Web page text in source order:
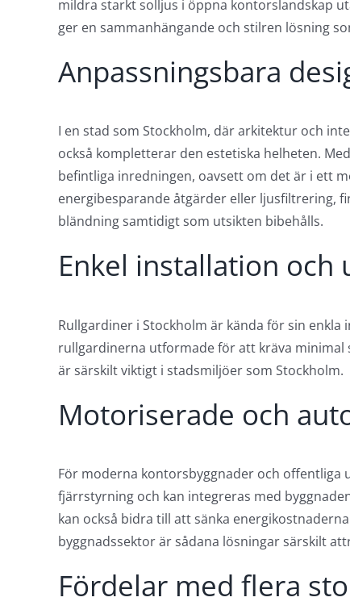
mildra starkt solljus i öppna kontorslandskap
ger en sammanhängande och stilren lösning
Anpassningsbara
I en stad som Stockholm, där arkitektur och
också kompletterar den estetiska helheten.
befintliga inredningen, oavsett om det är i ett
energibesparande åtgärder eller ljusfiltrering,
bländning samtidigt som utsikten bibehålls.
Enkel installation och
Rullgardiner i Stockholm är kända för sin
rullgardinerna utformade för att kräva minimal
är särskilt viktigt i stadsmiljöer som Stockholm.
Motoriserade och
För moderna kontorsbyggnader och
fjärrstyrning och kan integreras med
kan också bidra till att sänka
byggnadssektor är sådana lösningar särskilt
Fördelar med flera